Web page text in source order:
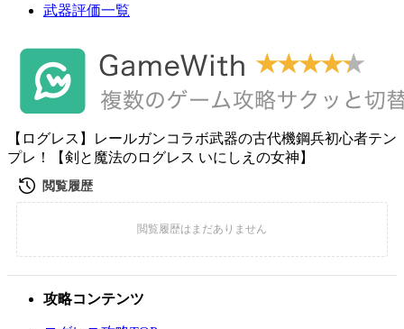
武器評価一覧
【ログレス】レールガンコラボ武器の古代機鋼兵初心者テン
プレ！【剣と魔法のログレス いにしえの女神】
攻略コンテンツ